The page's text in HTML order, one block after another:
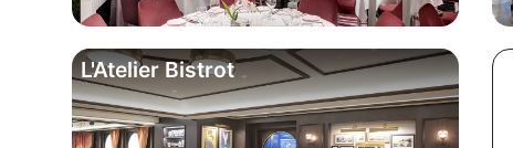
L'Atelier Bistrot